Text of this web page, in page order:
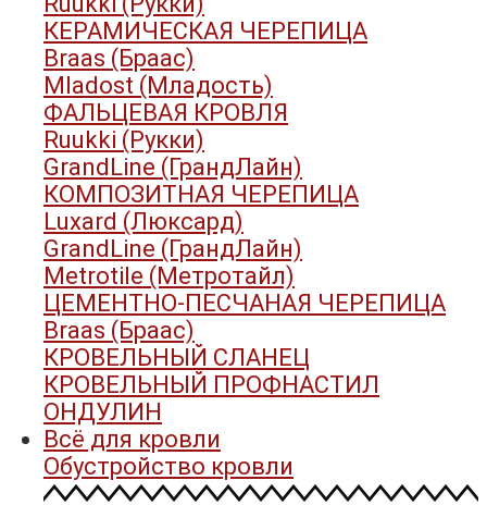
КЕРАМИЧЕСКАЯ ЧЕРЕПИЦА
Braas (Браас)
Mladost (Младость)
ФАЛЬЦЕВАЯ КРОВЛЯ
Ruukki (Рукки)
GrandLine (ГрандЛайн)
КОМПОЗИТНАЯ ЧЕРЕПИЦА
Luxard (Люксард)
GrandLine (ГрандЛайн)
Metrotile (Метротайл)
ЦЕМЕНТНО-ПЕСЧАНАЯ ЧЕРЕПИЦА
Braas (Браас)
КРОВЕЛЬНЫЙ СЛАНЕЦ
КРОВЕЛЬНЫЙ ПРОФНАСТИЛ
ОНДУЛИН
Всё для кровли
Обустройство кровли